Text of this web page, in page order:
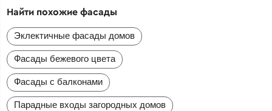
Найти похожие фасады
Эклектичные фасады домов
Фасады бежевого цвета
Фасады с балконами
Парадные входы загородных домов